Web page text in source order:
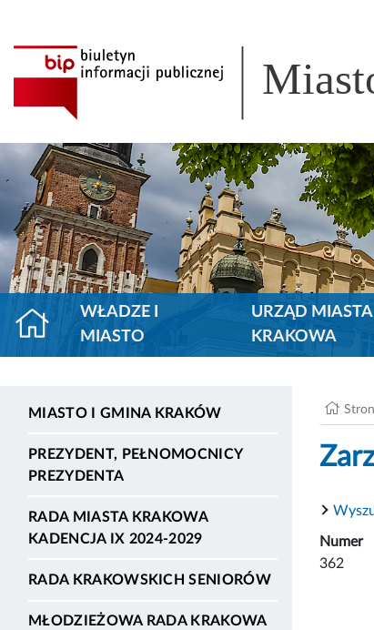
WŁADZE I
MIASTO
URZĄD MIASTA
KRAKOWA
MIASTO I GMINA KRAKÓW
PREZYDENT, PEŁNOMOCNICY
PREZYDENTA
RADA MIASTA KRAKOWA
KADENCJA IX 2024-2029
RADA KRAKOWSKICH SENIORÓW
MŁODZIEŻOWA RADA KRAKOWA
Numer
362